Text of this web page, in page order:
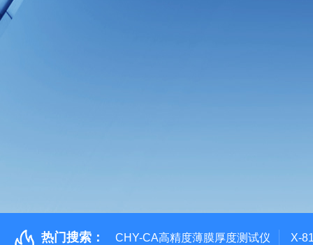
热门搜索： CHY-CA高精度薄膜厚度测试仪 X-